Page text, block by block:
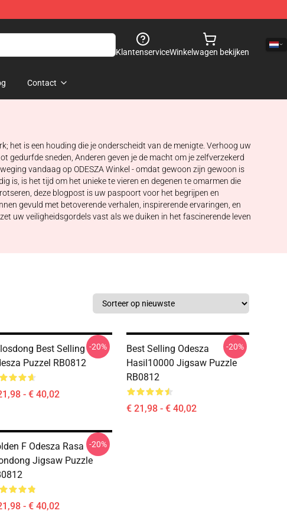
KlantenserviceWinkelwagen bekijken
Contact
het is een houding die je onderscheidt van de menigte. Verhoog uw
gedurfde sneden, Anderen geven je de macht om je zelfverzekerd
vandaag op ODESZA Winkel - omdat gewoon zijn gewoon is
is, is het tijd om het unieke te vieren en degenen te omarmen die
deze blogpost is uw paspoort voor het begrijpen en
gevuld met betoverende verhalen, inspirerende ervaringen, en
uw veiligheidsgordels vast als we duiken in het fascinerende leven
Best Selling
Puzzel RB0812
- € 40,02
-20%
Best Selling Odesza
Hasil10000 Jigsaw Puzzle
RB0812
€ 21,98 - € 40,02
-20%
F Odesza Rasa
Jigsaw Puzzle
- € 40,02
-20%